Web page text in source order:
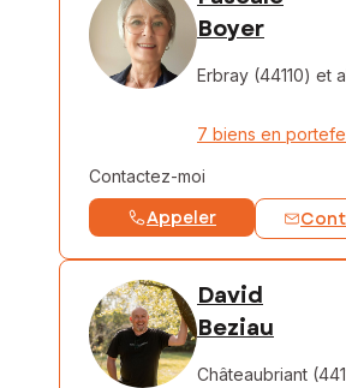
Boyer
Erbray (44110) et
7 biens en
Contactez-moi
Appeler
David
Beziau
Châteaubriant